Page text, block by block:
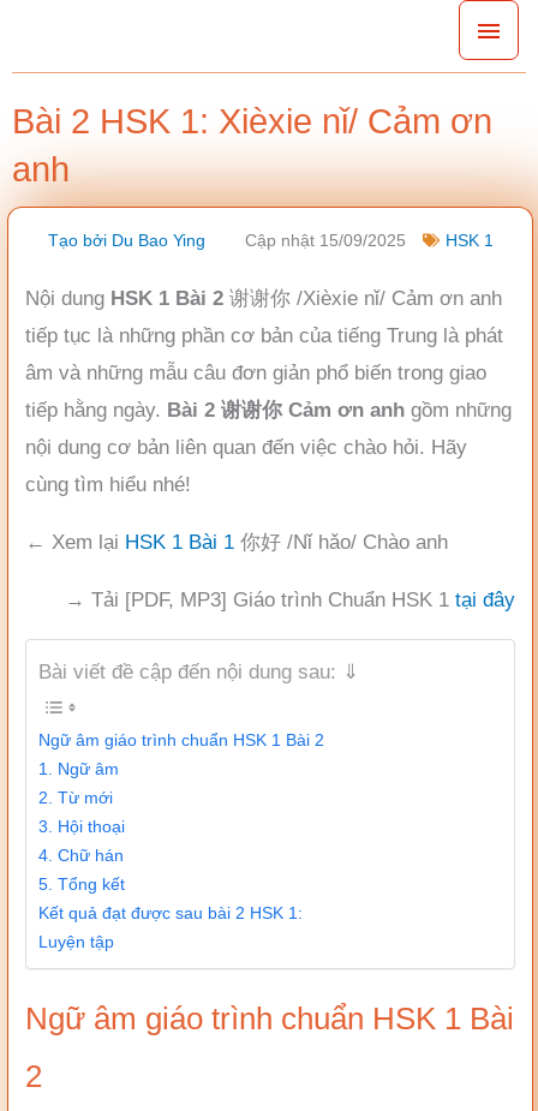
dung
Bài 2 HSK 1: Xièxie nǐ/ Cảm ơn
anh
Tạo bởi Du Bao Ying Cập nhật 15/09/2025 HSK 1
Nội dung HSK 1 Bài 2 谢谢你 /Xièxie nǐ/ Cảm ơn anh
tiếp tục là những phần cơ bản của tiếng Trung là phát
âm và những mẫu câu đơn giản phổ biến trong giao
tiếp hằng ngày. Bài 2 谢谢你 Cảm ơn anh gồm những
nội dung cơ bản liên quan đến việc chào hỏi. Hãy
cùng tìm hiểu nhé!
← Xem lại HSK 1 Bài 1 你好 /Nǐ hǎo/ Chào anh
→ Tải [PDF, MP3] Giáo trình Chuẩn HSK 1 tại đây
Bài viết đề cập đến nội dung sau: ⇓
Ngữ âm giáo trình chuẩn HSK 1 Bài 2
1. Ngữ âm
2. Từ mới
3. Hội thoại
4. Chữ hán
5. Tổng kết
Kết quả đạt được sau bài 2 HSK 1:
Luyện tập
Ngữ âm giáo trình chuẩn HSK 1 Bài
2